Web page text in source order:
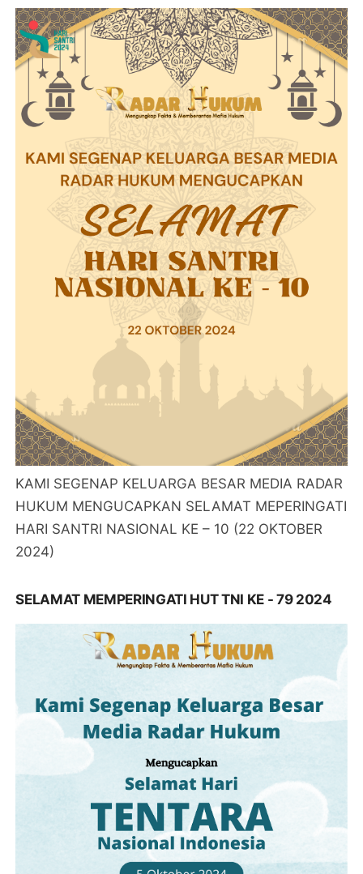
KAMI SEGENAP KELUARGA BESAR MEDIA RADAR
HUKUM MENGUCAPKAN SELAMAT MEPERINGATI
HARI SANTRI NASIONAL KE – 10 (22 OKTOBER
2024)
SELAMAT MEMPERINGATI HUT TNI KE - 79 2024